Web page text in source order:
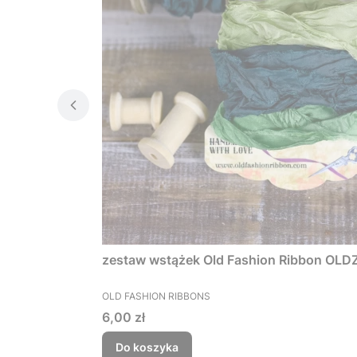
zestaw wstążek Old Fashion Ribbon
PRODUCENT
OLD FASHION RIBBONS
Cena
6,00 zł
Do koszyka